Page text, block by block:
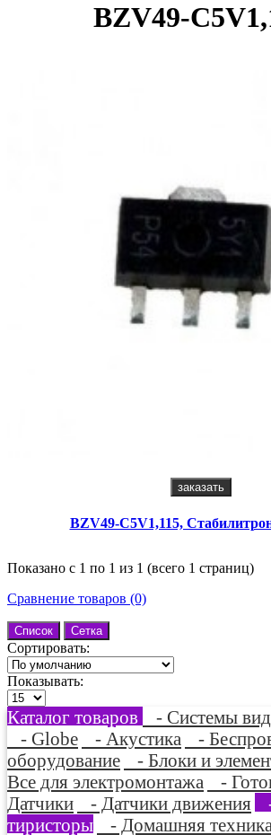
BZV49-
заказать
BZV49-C5V1,115,
Показано с 1 по 1 из 1 (всего 1 страниц)
Сравнение товаров (0)
Список Сетка
Сортировать:
Показывать:
Каталог товаров
- Системы
- Globe
- Акустика
-
оборудование
- Блоки и
Все для электромонтажа
-
Датчики
- Датчики движения
тиристоры
- Домашняя